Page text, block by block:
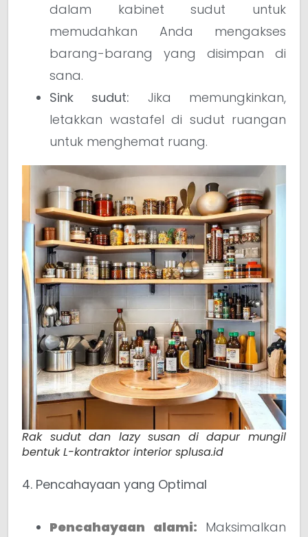
dalam kabinet sudut untuk
memudahkan Anda mengakses
barang-barang yang disimpan di
sana.
Sink sudut: Jika memungkinkan,
letakkan wastafel di sudut ruangan
untuk menghemat ruang.
Rak sudut dan lazy susan di dapur mungil
bentuk L-kontraktor interior splusa.id
4. Pencahayaan yang Optimal
Pencahayaan alami: Maksimalkan